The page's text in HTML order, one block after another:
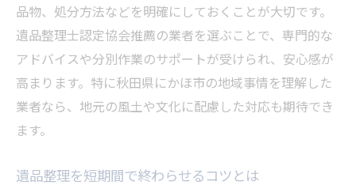
品物、処分方法などを明確にしておくことが大切です。
遺品整理士認定協会推薦の業者を選ぶことで、専門的な
アドバイスや分別作業のサポートが受けられ、安心感が
高まります。特に秋田県にかほ市の地域事情を理解した
業者なら、地元の風土や文化に配慮した対応も期待でき
ます。
遺品整理を短期間で終わらせるコツとは